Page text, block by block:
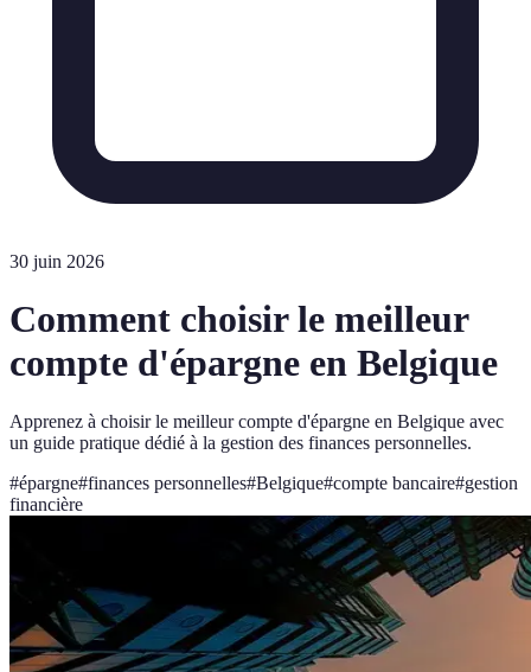
30 juin 2026
Comment choisir le meilleur
compte d'épargne en Belgique
Apprenez à choisir le meilleur compte d'épargne en Belgique avec
un guide pratique dédié à la gestion des finances personnelles.
#épargne#finances personnelles#Belgique#compte bancaire#gestion
financière